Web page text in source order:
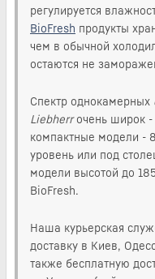
регулируется
BioFresh продукты
чем в обычной
остаются не
Спектр однокамерных
Liebherrочень широк -
компактные модели -
уровень или под
модели высотой до
BioFresh.
Наша курьерская
доставку в Киев,
также бесплатную